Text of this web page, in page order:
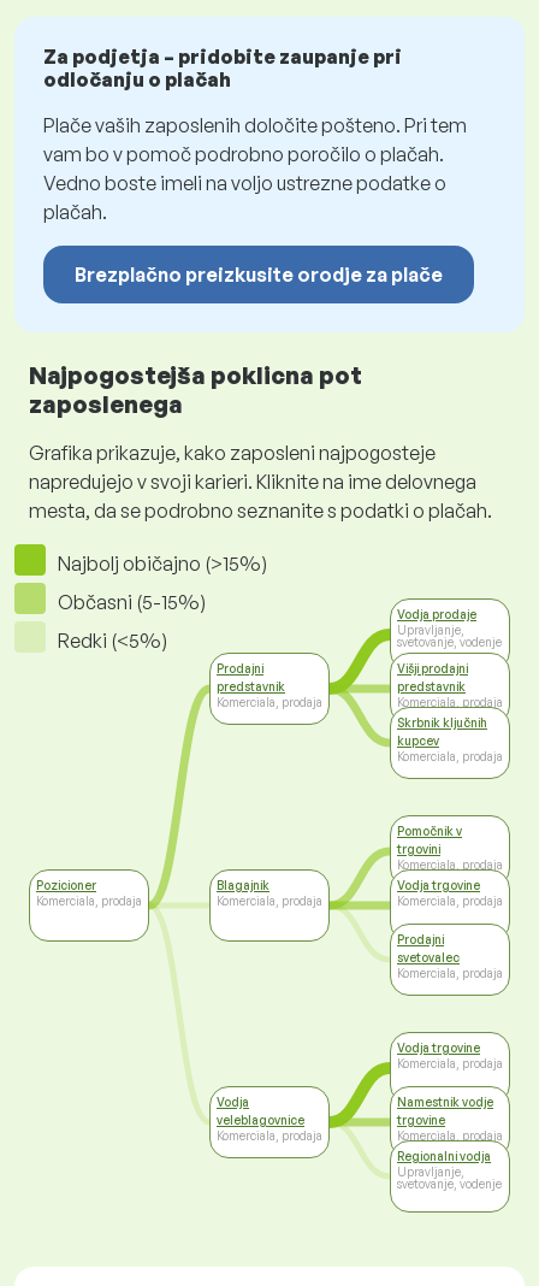
Za podjetja – pridobite zaupanje pri
odločanju o plačah
Plače vaših zaposlenih določite pošteno. Pri tem
vam bo v pomoč podrobno poročilo o plačah.
Vedno boste imeli na voljo ustrezne podatke o
plačah.
Brezplačno preizkusite orodje za plače
Najpogostejša poklicna pot
zaposlenega
Grafika prikazuje, kako zaposleni najpogosteje
napredujejo v svoji karieri. Kliknite na ime delovnega
mesta, da se podrobno seznanite s podatki o plačah.
Najbolj običajno (>15%)
Občasni (5-15%)
Redki (<5%)
Pozicioner
Komerciala, prodaja
Prodajni
predstavnik
Komerciala, prodaja
Blagajnik
Komerciala, prodaja
Vodja
veleblagovnice
Komerciala, prodaja
Vodja prodaje
Upravljanje,
svetovanje, vodenje
Višji prodajni
predstavnik
Komerciala, prodaja
Skrbnik ključnih
kupcev
Komerciala, prodaja
Pomočnik v
trgovini
Komerciala, prodaja
Vodja trgovine
Komerciala, prodaja
Prodajni
svetovalec
Komerciala, prodaja
Vodja trgovine
Komerciala, prodaja
Namestnik vodje
trgovine
Komerciala, prodaja
Regionalni vodja
Upravljanje,
svetovanje, vodenje